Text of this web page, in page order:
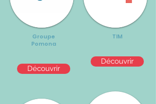
Groupe
Pomona
Découvrir
TIM
Découvrir